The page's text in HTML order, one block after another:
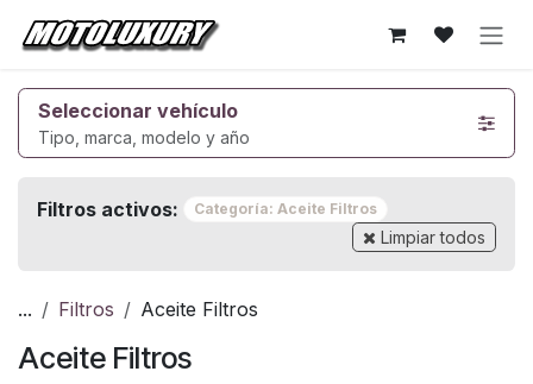
Ir al contenido
Seleccionar vehículo
Tipo, marca, modelo y año
Filtros activos: Categoría: Aceite Filtros
Limpiar todos
... Filtros Aceite Filtros
Aceite Filtros